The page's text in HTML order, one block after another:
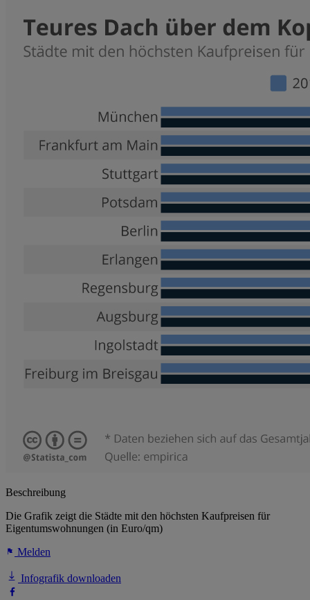
Beschreibung
Die Grafik zeigt die Städte mit den höchsten Kaufpreisen für
Eigentumswohnungen (in Euro/qm)
Melden
Infografik downloaden